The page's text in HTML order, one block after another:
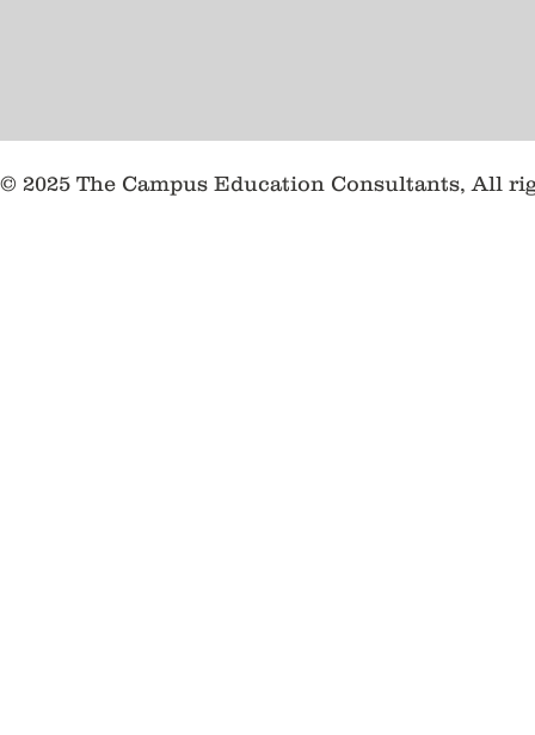
© 2025 The Campus Education Consultants, All